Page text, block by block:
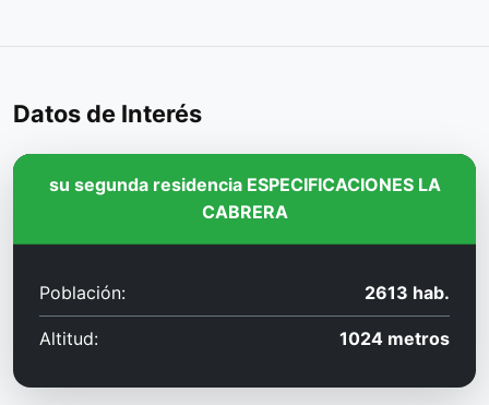
Datos de Interés
su segunda residencia ESPECIFICACIONES LA
CABRERA
Población: 2613 hab.
Altitud: 1024 metros